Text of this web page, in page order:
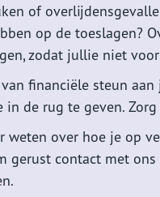
of
op de toeslagen?
zodat jullie niet
financiële steun
in de rug te geven.
weten over hoe je op
gerust contact met